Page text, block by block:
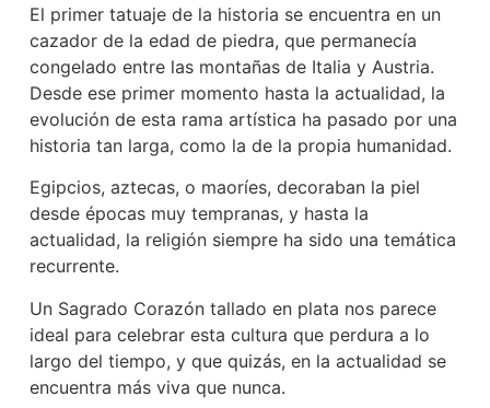
El primer tatuaje de la historia se encuentra en un
cazador de la edad de piedra, que permanecía
congelado entre las montañas de Italia y Austria.
Desde ese primer momento hasta la actualidad, la
evolución de esta rama artística ha pasado por una
historia tan larga, como la de la propia humanidad.
Egipcios, aztecas, o maoríes, decoraban la piel
desde épocas muy tempranas, y hasta la
actualidad, la religión siempre ha sido una temática
recurrente.
Un Sagrado Corazón tallado en plata nos parece
ideal para celebrar esta cultura que perdura a lo
largo del tiempo, y que quizás, en la actualidad se
encuentra más viva que nunca.